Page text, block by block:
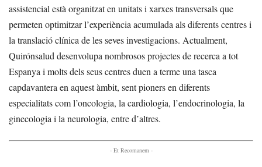
assistencial està organitzat en unitats i xarxes transversals que
permeten optimitzar l’experiència acumulada als diferents centres i
la translació clínica de les seves investigacions. Actualment,
Quirónsalud desenvolupa nombrosos projectes de recerca a tot
Espanya i molts dels seus centres duen a terme una tasca
capdavantera en aquest àmbit, sent pioners en diferents
especialitats com l’oncologia, la cardiologia, l’endocrinologia, la
ginecologia i la neurologia, entre d’altres.
- Et Recomanem -